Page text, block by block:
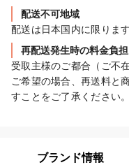
配送不可地域
配送は日本国内に限ります
再配送発生時の料金負担
受取主様のご都合（ご不
ご希望の場合、再送料と
すことをご了承ください。
ブランド情報